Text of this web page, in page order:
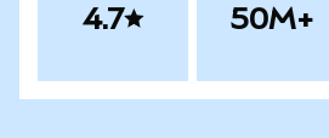
4.7 50M+